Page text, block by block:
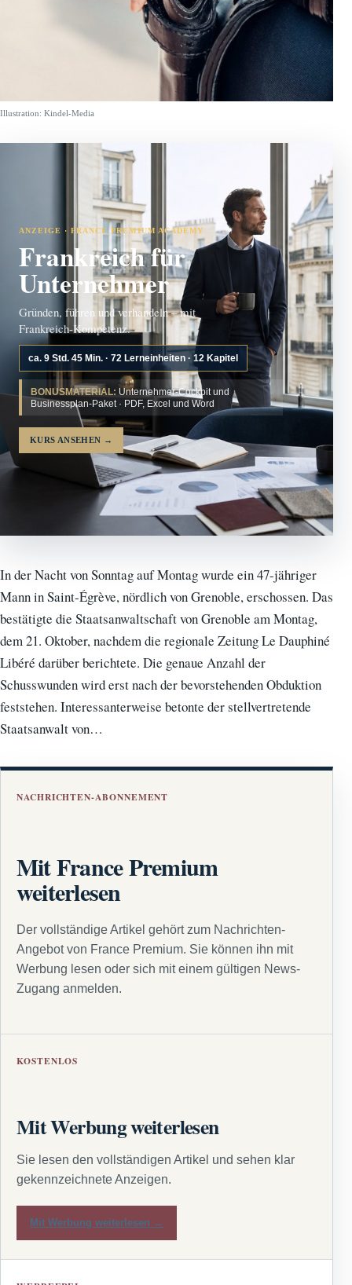
Illustration: Kindel-Media
ANZEIGE · FRANCE PREMIUM ACADEMY
Frankreich für
Unternehmer
Gründen, führen und verhandeln – mit
Frankreich-Kompetenz.
ca. 9 Std. 45 Min. · 72 Lerneinheiten · 12 Kapitel
BONUSMATERIAL: Unternehmer-Cockpit und
Businessplan-Paket · PDF, Excel und Word
KURS ANSEHEN →
In der Nacht von Sonntag auf Montag wurde ein 47-jähriger
Mann in Saint-Égrève, nördlich von Grenoble, erschossen. Das
bestätigte die Staatsanwaltschaft von Grenoble am Montag,
dem 21. Oktober, nachdem die regionale Zeitung Le Dauphiné
Libéré darüber berichtete. Die genaue Anzahl der
Schusswunden wird erst nach der bevorstehenden Obduktion
feststehen. Interessanterweise betonte der stellvertretende
Staatsanwalt von…
NACHRICHTEN-ABONNEMENT
Mit France Premium
weiterlesen
Der vollständige Artikel gehört zum Nachrichten-
Angebot von France Premium. Sie können ihn mit
Werbung lesen oder sich mit einem gültigen News-
Zugang anmelden.
KOSTENLOS
Mit Werbung weiterlesen
Sie lesen den vollständigen Artikel und sehen klar
gekennzeichnete Anzeigen.
Mit Werbung weiterlesen →